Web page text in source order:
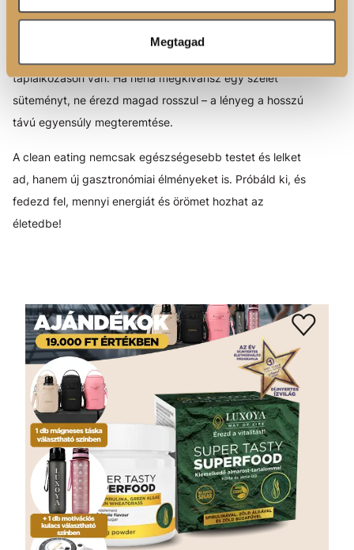
Megtagad
megszorításokat és tiltásokat vezess be, vagy
táplálkozáson van. Ha néha megkívánsz egy szelet
süteményt, ne érezd magad rosszul – a lényeg a hosszú
távú egyensúly megteremtése.
A clean eating nemcsak egészségesebb testet és lelket
ad, hanem új gasztronómiai élményeket is. Próbáld ki, és
fedezd fel, mennyi energiát és örömet hozhat az
életedbe!